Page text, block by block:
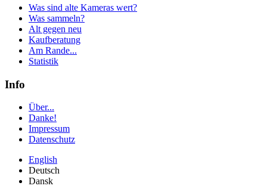
Was sind alte Kameras wert?
Was sammeln?
Alt gegen neu
Kaufberatung
Am Rande...
Statistik
Info
Über...
Danke!
Impressum
Datenschutz
English
Deutsch
Dansk